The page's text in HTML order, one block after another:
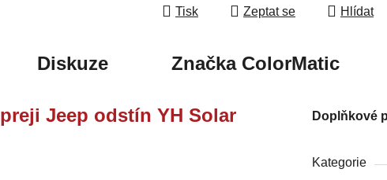
Tisk Zeptat se Hlídat
Diskuze ZnačkaColorMatic
Jeep odstín YH Solar
Doplňkové
Kategorie